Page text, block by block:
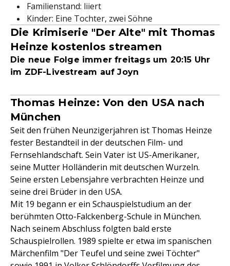
Familienstand: liiert
Kinder: Eine Tochter, zwei Söhne
Die Krimiserie "Der Alte" mit Thomas
Heinze kostenlos streamen
Die neue Folge immer freitags um 20:15 Uhr
im ZDF-Livestream auf Joyn
Thomas Heinze: Von den USA nach
München
Seit den frühen Neunzigerjahren ist Thomas Heinze
fester Bestandteil in der deutschen Film- und
Fernsehlandschaft. Sein Vater ist US-Amerikaner,
seine Mutter Holländerin mit deutschen Wurzeln.
Seine ersten Lebensjahre verbrachten Heinze und
seine drei Brüder in den USA.
Mit 19 begann er ein Schauspielstudium an der
berühmten Otto-Falckenberg-Schule in München.
Nach seinem Abschluss folgten bald erste
Schauspielrollen. 1989 spielte er etwa im spanischen
Märchenfilm "Der Teufel und seine zwei Töchter"